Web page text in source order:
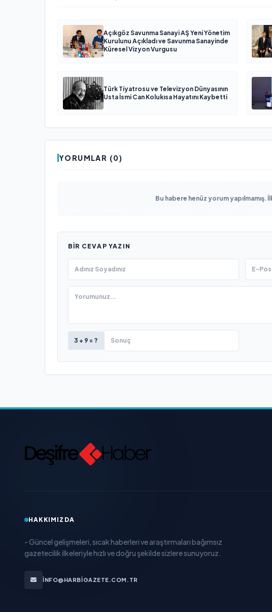
Açıkgöz Savunma Sanayi AŞ Yeni Yönetim
Kurulunu Açıkladı ve Savunma Sanayinde
Küresel Vizyon Vurgusu
Türk Tiyatrosu ve Televizyon Dünyasının
Usta İsmi Can Kolukısa Hayatını Kaybetti
YORUMLAR (0)
Bu habere henüz yorum yapılmamış.
BIR CEVAP YAZIN
3 + 9 = ?
HAKKIMIZDA
- Güncel gelişmeleri, sıcak haberleri ve araştırmaları bağımsız
gazetecilik ilkeleriyle hızlı ve doğru şekilde sizlere sunuyoruz.
INFO@HARBIGAZETE.COM.TR